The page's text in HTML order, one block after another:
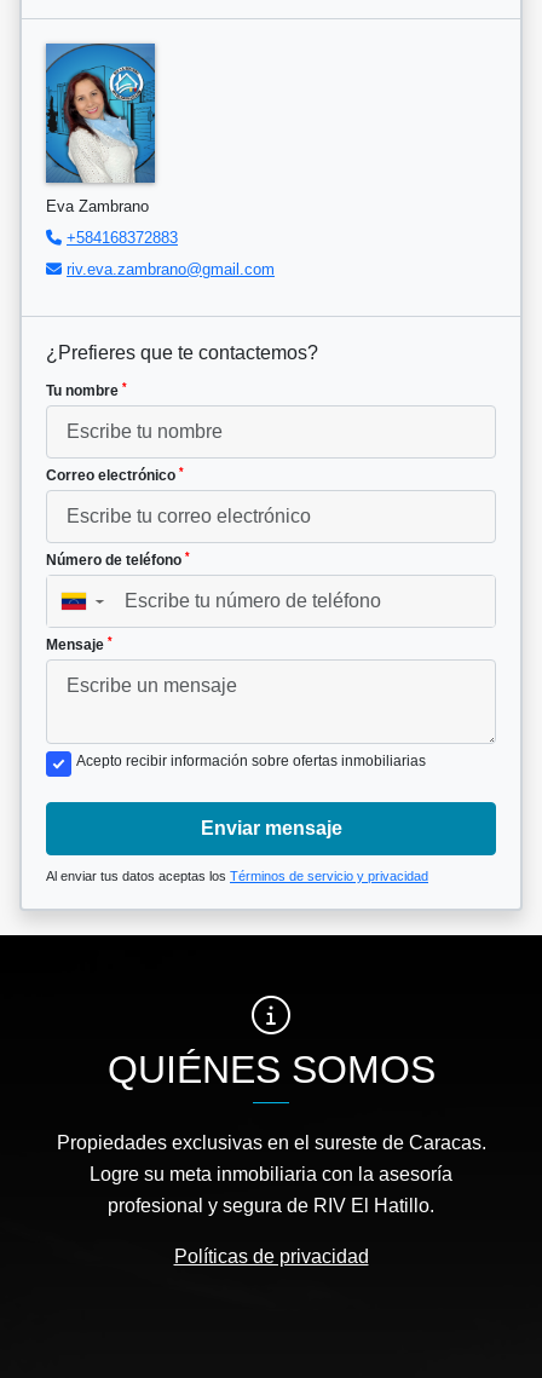
Eva Zambrano
+584168372883
riv.eva.zambrano@gmail.com
¿Prefieres que te contactemos?
Tu nombre *
Correo electrónico *
Número de teléfono *
▼
Mensaje *
Acepto recibir información sobre ofertas inmobiliarias
Enviar mensaje
Al enviar tus datos aceptas los Términos de servicio y privacidad
QUIÉNES SOMOS
Propiedades exclusivas en el sureste de Caracas.
Logre su meta inmobiliaria con la asesoría
profesional y segura de RIV El Hatillo.
Políticas de privacidad